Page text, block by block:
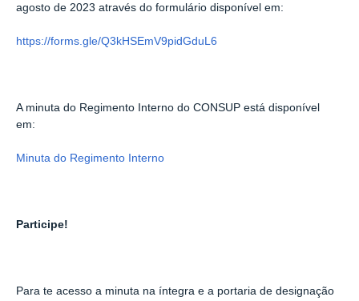
agosto de 2023 através do formulário disponível em:
https://forms.gle/Q3kHSEmV9pidGduL6
A minuta do Regimento Interno do CONSUP está disponível
em:
Minuta do Regimento Interno
Participe!
Para te acesso a minuta na íntegra e a portaria de designação